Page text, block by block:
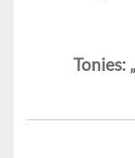
Tonies: